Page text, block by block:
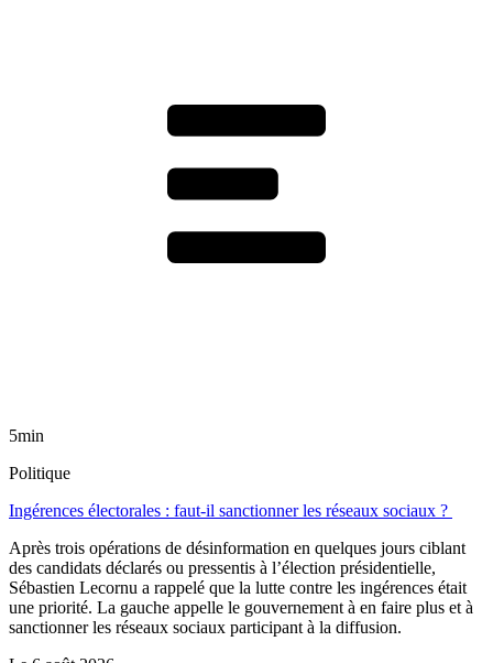
5min
Politique
Ingérences électorales : faut-il sanctionner les réseaux sociaux ?
Après trois opérations de désinformation en quelques jours ciblant
des candidats déclarés ou pressentis à l’élection présidentielle,
Sébastien Lecornu a rappelé que la lutte contre les ingérences était
une priorité. La gauche appelle le gouvernement à en faire plus et à
sanctionner les réseaux sociaux participant à la diffusion.